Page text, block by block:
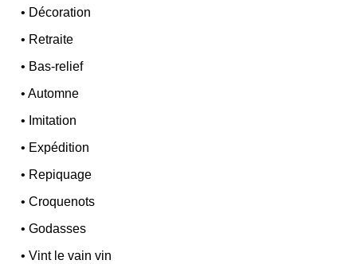
• Décoration
• Retraite
• Bas-relief
•Automne
• Imitation
• Expédition
• Repiquage
•Croquenots
•Godasses
•Vint le vain vin